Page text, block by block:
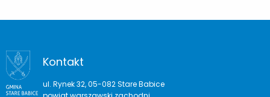
Kontakt
ul. Rynek 32, 05-082 Stare Babice